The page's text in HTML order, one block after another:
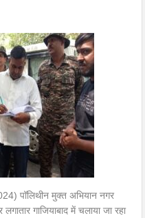
पॉलिथीन मुक्त अभियान नगर
गाजियाबाद में चलाया जा रहा